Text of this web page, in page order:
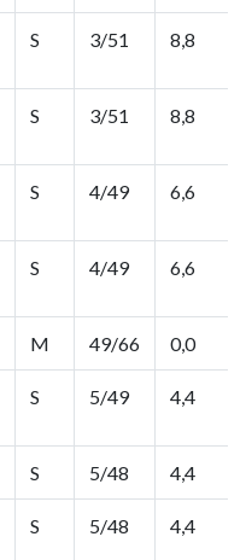
S 3/51 8,8
S 3/51 8,8
S 4/49 6,6
S 4/49 6,6
M 49/66 0,0
S 5/49 4,4
S 5/48 4,4
S 5/48 4,4